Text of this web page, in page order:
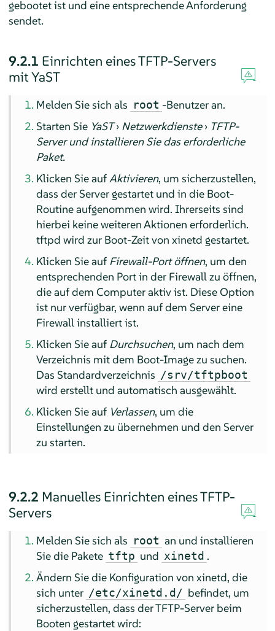
gebootet ist und eine entsprechende Anforderung
sendet.
9.2.1 Einrichten eines TFTP-Servers
mit YaST
Melden Sie sich als root -Benutzer an.
Starten Sie YaST› Netzwerkdienste› TFTP-
Server und installieren Sie das erforderliche
Paket.
Klicken Sie aufAktivieren, um sicherzustellen,
dass der Server gestartet und in die Boot-
Routine aufgenommen wird. Ihrerseits sind
hierbei keine weiteren Aktionen erforderlich.
tftpd wird zur Boot-Zeit von xinetd gestartet.
Klicken Sie auf Firewall-Port öffnen, um den
entsprechenden Port in der Firewall zu öffnen,
die auf dem Computer aktiv ist. Diese Option
ist nur verfügbar, wenn auf dem Server eine
Firewall installiert ist.
Klicken Sie auf Durchsuchen, um nach dem
Verzeichnis mit dem Boot-Image zu suchen.
Das Standardverzeichnis /srv/tftpboot
wird erstellt und automatisch ausgewählt.
Klicken Sie auf Verlassen, um die
Einstellungen zu übernehmen und den Server
zu starten.
9.2.2 Manuelles Einrichten eines TFTP-
Servers
Melden Sie sich als root an und installieren
Sie die Pakete tftp und xinetd .
Ändern Sie die Konfiguration von xinetd, die
sich unter /etc/xinetd.d/ befindet, um
sicherzustellen, dass der TFTP-Server beim
Booten gestartet wird: